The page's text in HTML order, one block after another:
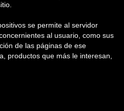
se permite al servidor
al usuario, como sus
de las páginas de ese
productos que más le interesan,